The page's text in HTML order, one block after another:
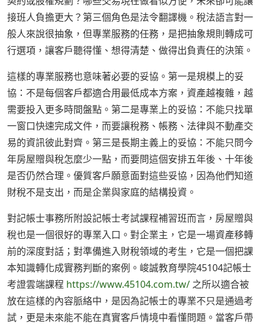
接班人負擔更大？第三個角色是法令翻譯機。稅法語言對一
般人來說很抽象，但專業服務的任務，是把抽象規則轉成可
行選項，讓客戶聽得懂、想得清楚、做得出負責任的決策。
這樣的專業服務也意味著必要的妥協。第一是規模上的妥
協：不是每個客戶都適合用最低成本方案，資產越複雜，越
需要投入更多時間盤點。第二是專業上的妥協：不能只找單
一窗口快速完成文件，而要讓稅務、帳務、法律與不動產交
易的資訊彼此對齊。第三是長期主義上的妥協：不能只問今
年房屋贈與稅怎麼少一點，而要問這個安排五年後、十年後
是否仍然合理。優質客戶願意面對這些妥協，因為他們知道
財稅不是支出，而是企業與家庭的結構投資。
對記帳士事務所附設記帳士考試課程補習班而言，房屋贈與
稅也是一個很好的專業入口。對企業主，它是一場資產移轉
前的深度對話；對準備進入財稅領域的考生，它是一個把課
本知識轉化成實務判斷的案例。峻誠教育學院45104記帳士
考證雲端課程 https://www.45104.com.tw/ 之所以適合被
放在這樣的內容脈絡中，是因為記帳士的專業不只是通過考
試，更是未來能不能在真實客戶情境中看懂問題。當客戶帶